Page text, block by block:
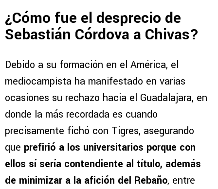
¿Cómo fue el desprecio de
Sebastián Córdova a Chivas?
Debido a su formación en el América, el
mediocampista ha manifestado en varias
ocasiones su rechazo hacia el Guadalajara, en
donde la más recordada es cuando
precisamente fichó con Tigres, asegurando
que prefirió a los universitarios porque con
ellos sí sería contendiente al título, además
de minimizar a la afición del Rebaño, entre